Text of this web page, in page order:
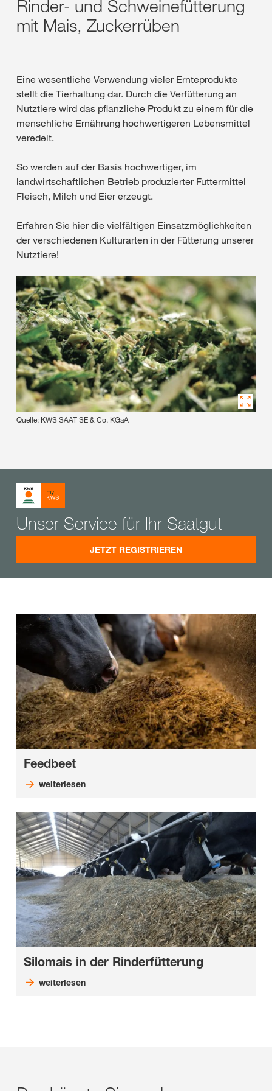
Rinder- und Schweinefütterung
mit Mais, Zuckerrüben
Eine wesentliche Verwendung vieler Ernteprodukte
stellt die Tierhaltung dar. Durch die Verfütterung an
Nutztiere wird das pflanzliche Produkt zu einem für die
menschliche Ernährung hochwertigeren Lebensmittel
veredelt.
So werden auf der Basis hochwertiger, im
landwirtschaftlichen Betrieb produzierter Futtermittel
Fleisch, Milch und Eier erzeugt.
Erfahren Sie hier die vielfältigen Einsatzmöglichkeiten
der verschiedenen Kulturarten in der Fütterung unserer
Nutztiere!
Quelle: KWS SAAT SE & Co. KGaA
Unser Service für Ihr Saatgut
JETZT REGISTRIEREN
Feedbeet
weiterlesen
Silomais in der Rinderfütterung
weiterlesen